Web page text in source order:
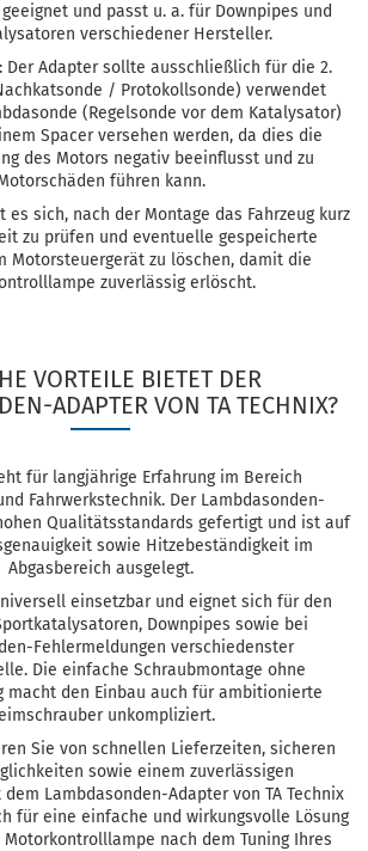
und passt u. a. für Downpipes und
verschiedener Hersteller.
Der Adapter sollte ausschließlich für die 2.
/ Protokollsonde) verwendet
(Regelsonde vor dem Katalysator)
Spacer versehen werden, da dies die
des Motors negativ beeinflusst und zu
führen kann.
sich, nach der Montage das Fahrzeug kurz
zu prüfen und eventuelle gespeicherte
Motorsteuergerät zu löschen, damit die
zuverlässig erlöscht.
VORTEILE BIETET DER
ADAPTER VON TA TECHNIX?
für langjährige Erfahrung im Bereich
Fahrwerkstechnik. Der Lambdasonden-
Qualitätsstandards gefertigt und ist auf
sowie Hitzebeständigkeit im
Abgasbereich ausgelegt.
einsetzbar und eignet sich für den
Downpipes sowie bei
Fehlermeldungen verschiedenster
Die einfache Schraubmontage ohne
macht den Einbau auch für ambitionierte
unkompliziert.
Sie von schnellen Lieferzeiten, sicheren
sowie einem zuverlässigen
Lambdasonden-Adapter von TA Technix
für eine einfache und wirkungsvolle Lösung
nach dem Tuning Ihres